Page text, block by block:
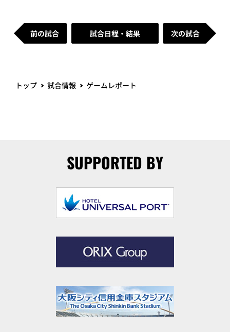
前の試合 試合日程・結果 次の試合
トップ 試合情報 ゲームレポート
SUPPORTED BY